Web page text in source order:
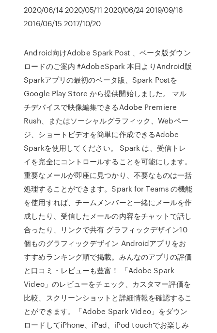
2020/06/14 2020/05/11 2020/06/24 2019/09/16
2016/06/15 2017/10/20
Android向けAdobe Spark Post 、ベータ版ダウン
ロードのご案内 #AdobeSpark 本日よりAndroid版
Sparkアプリの最初のベータ版、Spark Postを
Google Play Store から提供開始しました。 マル
チデバイスで映像編集できるAdobe Premiere
Rush、またはソーシャルグラフィック、Webペー
ジ、ショートビデオを簡単に作成できるAdobe
Sparkを使用してください。 Spark は、受信トレ
イを完全にコントロールすることを可能にします。
重要なメールが即座に見つかり、不要なものは一括
処理することができます。Spark for Teams の機能
を使用すれば、チームメンバーと一緒にメールを作
成したり、受信したメールの内容をチャットで話し
合ったり、リンクで共有 グラフィックデザイン10
個ものグラフィックデザイン Androidアプリをお
すすめランキング順で掲載。みんなのアプリの評価
と口コミ・レビューも豊富！ ‎「Adobe Spark
Video」のレビューをチェック、カスタマー評価を
比較、スクリーンショットと詳細情報を確認するこ
とができます。「Adobe Spark Video」をダウン
ロードしてiPhone、iPad、iPod touchでお楽しみ